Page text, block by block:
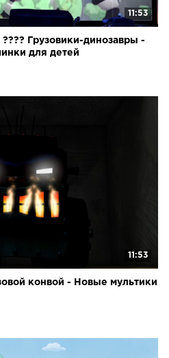
11:53
Грузовики-динозавры -
для детей
11:53
конвой - Новые мультики